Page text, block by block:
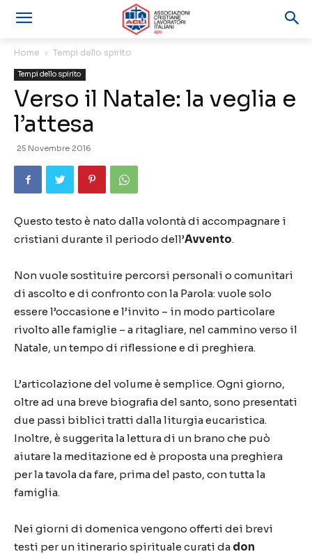
Home Tempi dello spirito
Tempi dello spirito
Verso il Natale: la veglia e
l’attesa
25 Novembre 2016
Questo testo è nato dalla volontà di accompagnare i
cristiani durante il periodo dell’Avvento.
Non vuole sostituire percorsi personali o comunitari
di ascolto e di confronto con la Parola: vuole solo
essere l’occasione e l’invito – in modo particolare
rivolto alle famiglie – a ritagliare, nel cammino verso il
Natale, un tempo di riflessione e di preghiera.
L’articolazione del volume è semplice. Ogni giorno,
oltre ad una breve biografia del santo, sono presentati
due passi biblici tratti dalla liturgia eucaristica.
Inoltre, è suggerita la lettura di un brano che può
aiutare la meditazione ed è proposta una preghiera
per la tavola da fare, prima del pasto, con tutta la
famiglia.
Nei giorni di domenica vengono offerti dei brevi
testi per un itinerario spirituale curati da don